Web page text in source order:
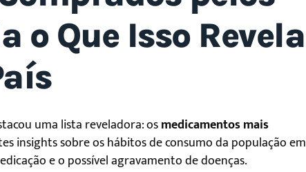
o Que Isso Revela
uma lista reveladora: osmedicamentos mais
insights sobre os hábitos de consumo da população em
e o possível agravamento de doenças.